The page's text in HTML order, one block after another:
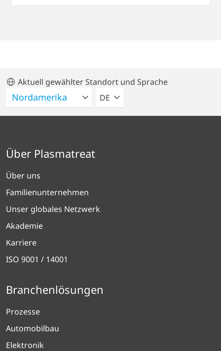
Aktuell gewählter Standort und Sprache
BITTE WÄHLEN SIE EINE
DE
Über Plasmatreat
Über uns
Familienunternehmen
Unser globales Netzwerk
Akademie
Karriere
ISO 9001 / 14001
Branchenlösungen
Prozesse
Automobilbau
Elektronik